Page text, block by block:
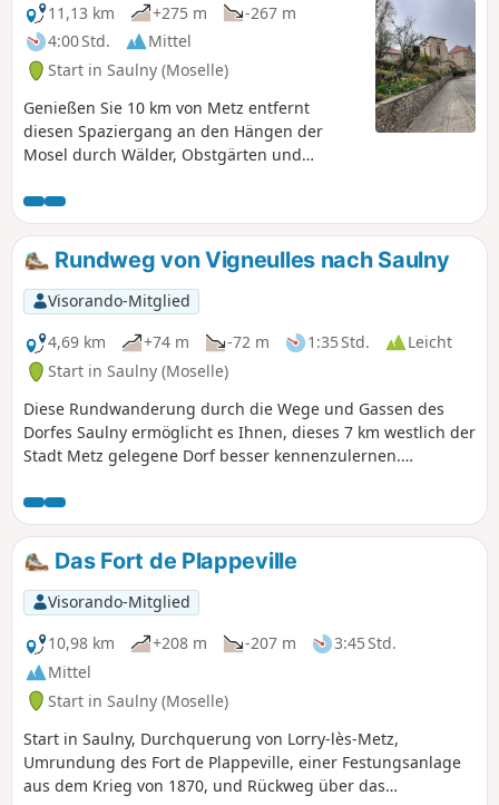
11,13 km
+275 m
-267 m
4:00 Std.
Mittel
Start in Saulny (Moselle)
Genießen Sie 10 km von Metz entfernt
diesen Spaziergang an den Hängen der
Mosel durch Wälder, Obstgärten und
Rundweg von Vigneulles nach Saulny
Visorando-Mitglied
4,69 km
+74 m -72 m 1:35 Std.
Leicht
Start in Saulny (Moselle)
Diese Rundwanderung durch die Wege und Gassen des
Dorfes Saulny ermöglicht es Ihnen, dieses 7 km westlich der
Stadt Metz gelegene Dorf besser kennenzulernen.
städtische Wege.
Das Fort de Plappeville
Visorando-Mitglied
10,98 km
+208 m -207 m
3:45 Std.
Mittel
Start in Saulny (Moselle)
Start in Saulny, Durchquerung von Lorry-lès-Metz,
Umrundung des Fort de Plappeville, einer Festungsanlage
aus dem Krieg von 1870, und Rückweg über das